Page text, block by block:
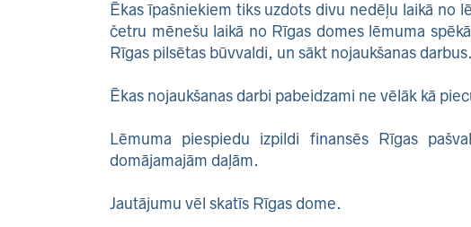
Ēkas īpašniekiem tiks uzdots divu nedēļu laikā no
četru mēnešu laikā no Rīgas domes lēmuma
Rīgas pilsētas būvvaldi, un sākt nojaukšanas darbus.
Ēkas nojaukšanas darbi pabeidzami ne vēlāk kā
Lēmuma piespiedu izpildi finansēs Rīgas
domājamajām daļām.
Jautājumu vēl skatīs Rīgas dome.